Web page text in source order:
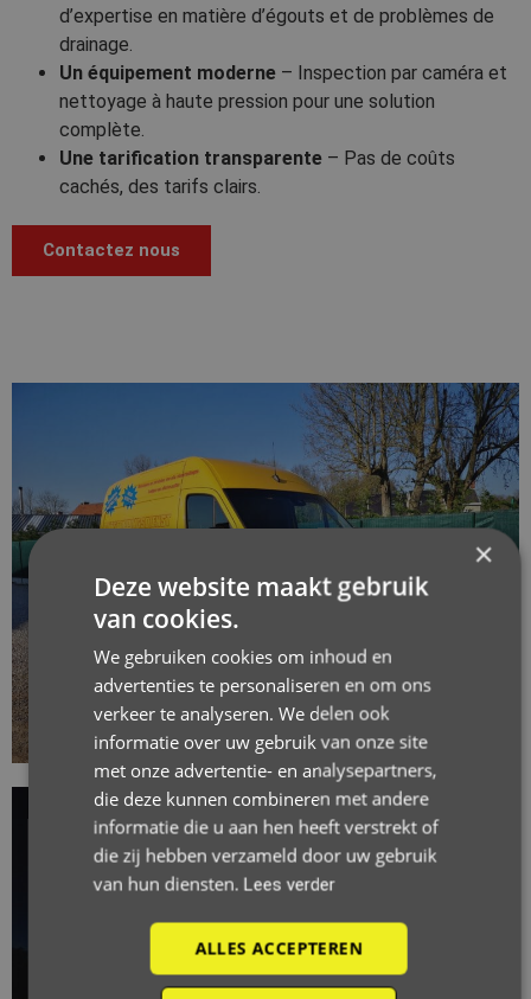
d’expertise en matière d’égouts et de problèmes de
drainage.
Un équipement moderne – Inspection par caméra et
nettoyage à haute pression pour une solution
complète.
Une tarification transparente – Pas de coûts
cachés, des tarifs clairs.
Contactez nous
×
Deze website maakt gebruik
van cookies.
We gebruiken cookies om inhoud en
advertenties te personaliseren en om ons
verkeer te analyseren. We delen ook
informatie over uw gebruik van onze site
met onze advertentie- en analysepartners,
die deze kunnen combineren met andere
informatie die u aan hen heeft verstrekt of
die zij hebben verzameld door uw gebruik
van hun diensten. Lees verder
ALLES ACCEPTEREN